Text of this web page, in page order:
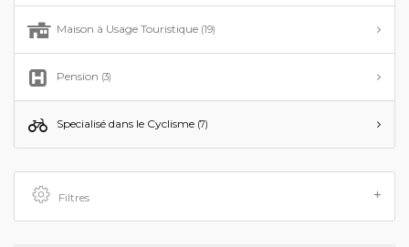
Maison à Usage Touristique (19)
Pension (3)
Specialisé dans le Cyclisme (7)
Filtres